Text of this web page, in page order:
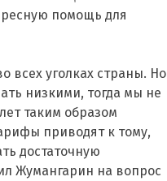
помощь для
всех уголках страны. Но
низкими, тогда мы не
таким образом
приводят к тому,
достаточную
Жумангарин на вопрос